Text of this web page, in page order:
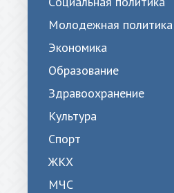
Молодежная политика
Экономика
Образование
Здравоохранение
Культура
Спорт
ЖКХ
МЧС